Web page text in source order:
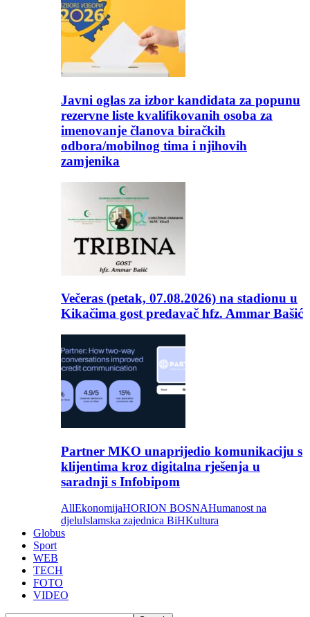
Javni oglas za izbor kandidata za popunu
rezervne liste kvalifikovanih osoba za
imenovanje članova biračkih
odbora/mobilnog tima i njihovih
zamjenika
Večeras (petak, 07.08.2026) na stadionu u
Kikačima gost predavač hfz. Ammar Bašić
Partner MKO unaprijedio komunikaciju s
klijentima kroz digitalna rješenja u
saradnji s Infobipom
AllEkonomijaHORION BOSNAHumanost na
djeluIslamska zajednica BiHKultura
Globus
Sport
WEB
TECH
FOTO
VIDEO